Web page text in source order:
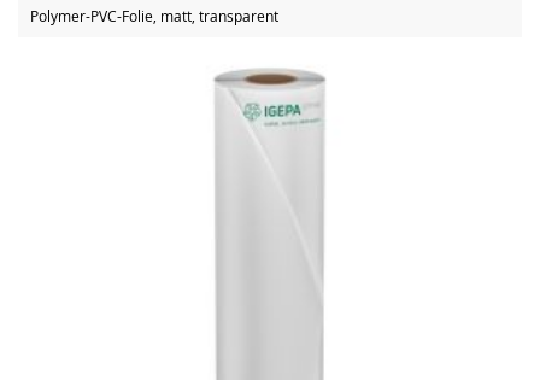
Polymer-PVC-Folie, matt, transparent